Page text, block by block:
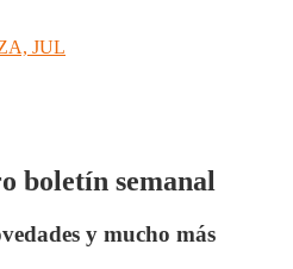
JUL
boletín semanal
y mucho más